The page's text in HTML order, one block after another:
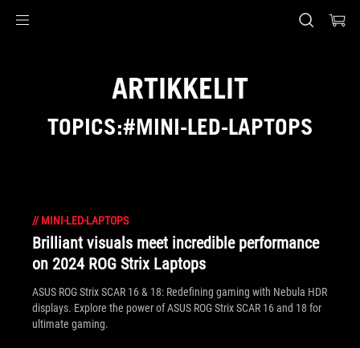
ARTIKKELIT
TOPICS:#MINI-LED-LAPTOPS
// MINI-LED-LAPTOPS
Brilliant visuals meet incredible performance
on 2024 ROG Strix Laptops
ASUS ROG Strix SCAR 16 & 18: Redefining gaming with Nebula HDR
displays. Explore the power of ASUS ROG Strix SCAR 16 and 18 for
ultimate gaming.